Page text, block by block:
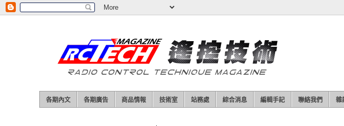
各期內文 各期廣告 商品情報 技術室 站務處 綜合消息 編輯手記 聯絡我們 雜